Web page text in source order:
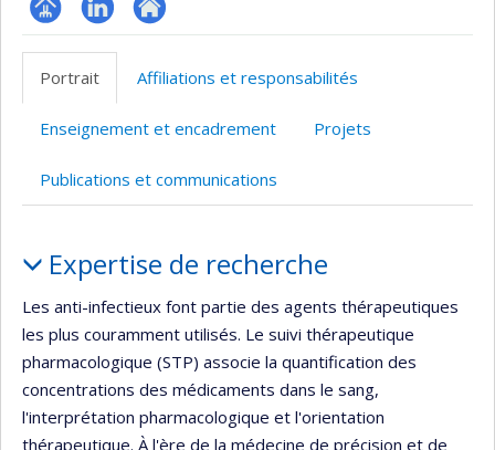
Page LinkedInAutre
site
Portrait Affiliations et responsabilités
Enseignement et encadrement Projets
Publications et communications
Expertise de recherche
Les anti-infectieux font partie des agents thérapeutiques
les plus couramment utilisés. Le suivi thérapeutique
pharmacologique (STP) associe la quantification des
concentrations des médicaments dans le sang,
l'interprétation pharmacologique et l'orientation
thérapeutique. À l'ère de la médecine de précision et de